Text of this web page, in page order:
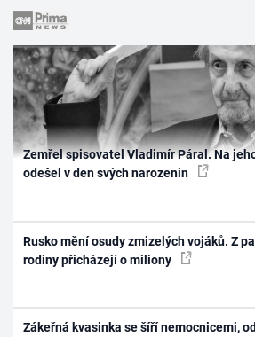
Zemřel spisovatel Vladimír Páral. Na
odešel v den svých narozenin
Rusko mění osudy zmizelých vojáků. Z
rodiny přicházejí o miliony
Zákeřná kvasinka se šíří nemocnicemi,